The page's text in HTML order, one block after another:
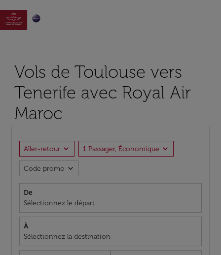

Vols de Toulouse vers
Tenerife avec Royal Air
Maroc
Aller-retour expand_more 1 Passager, Économique expand_more
Code promo expand_more
De
Sélectionnez le départ
À
Sélectionnez la destination